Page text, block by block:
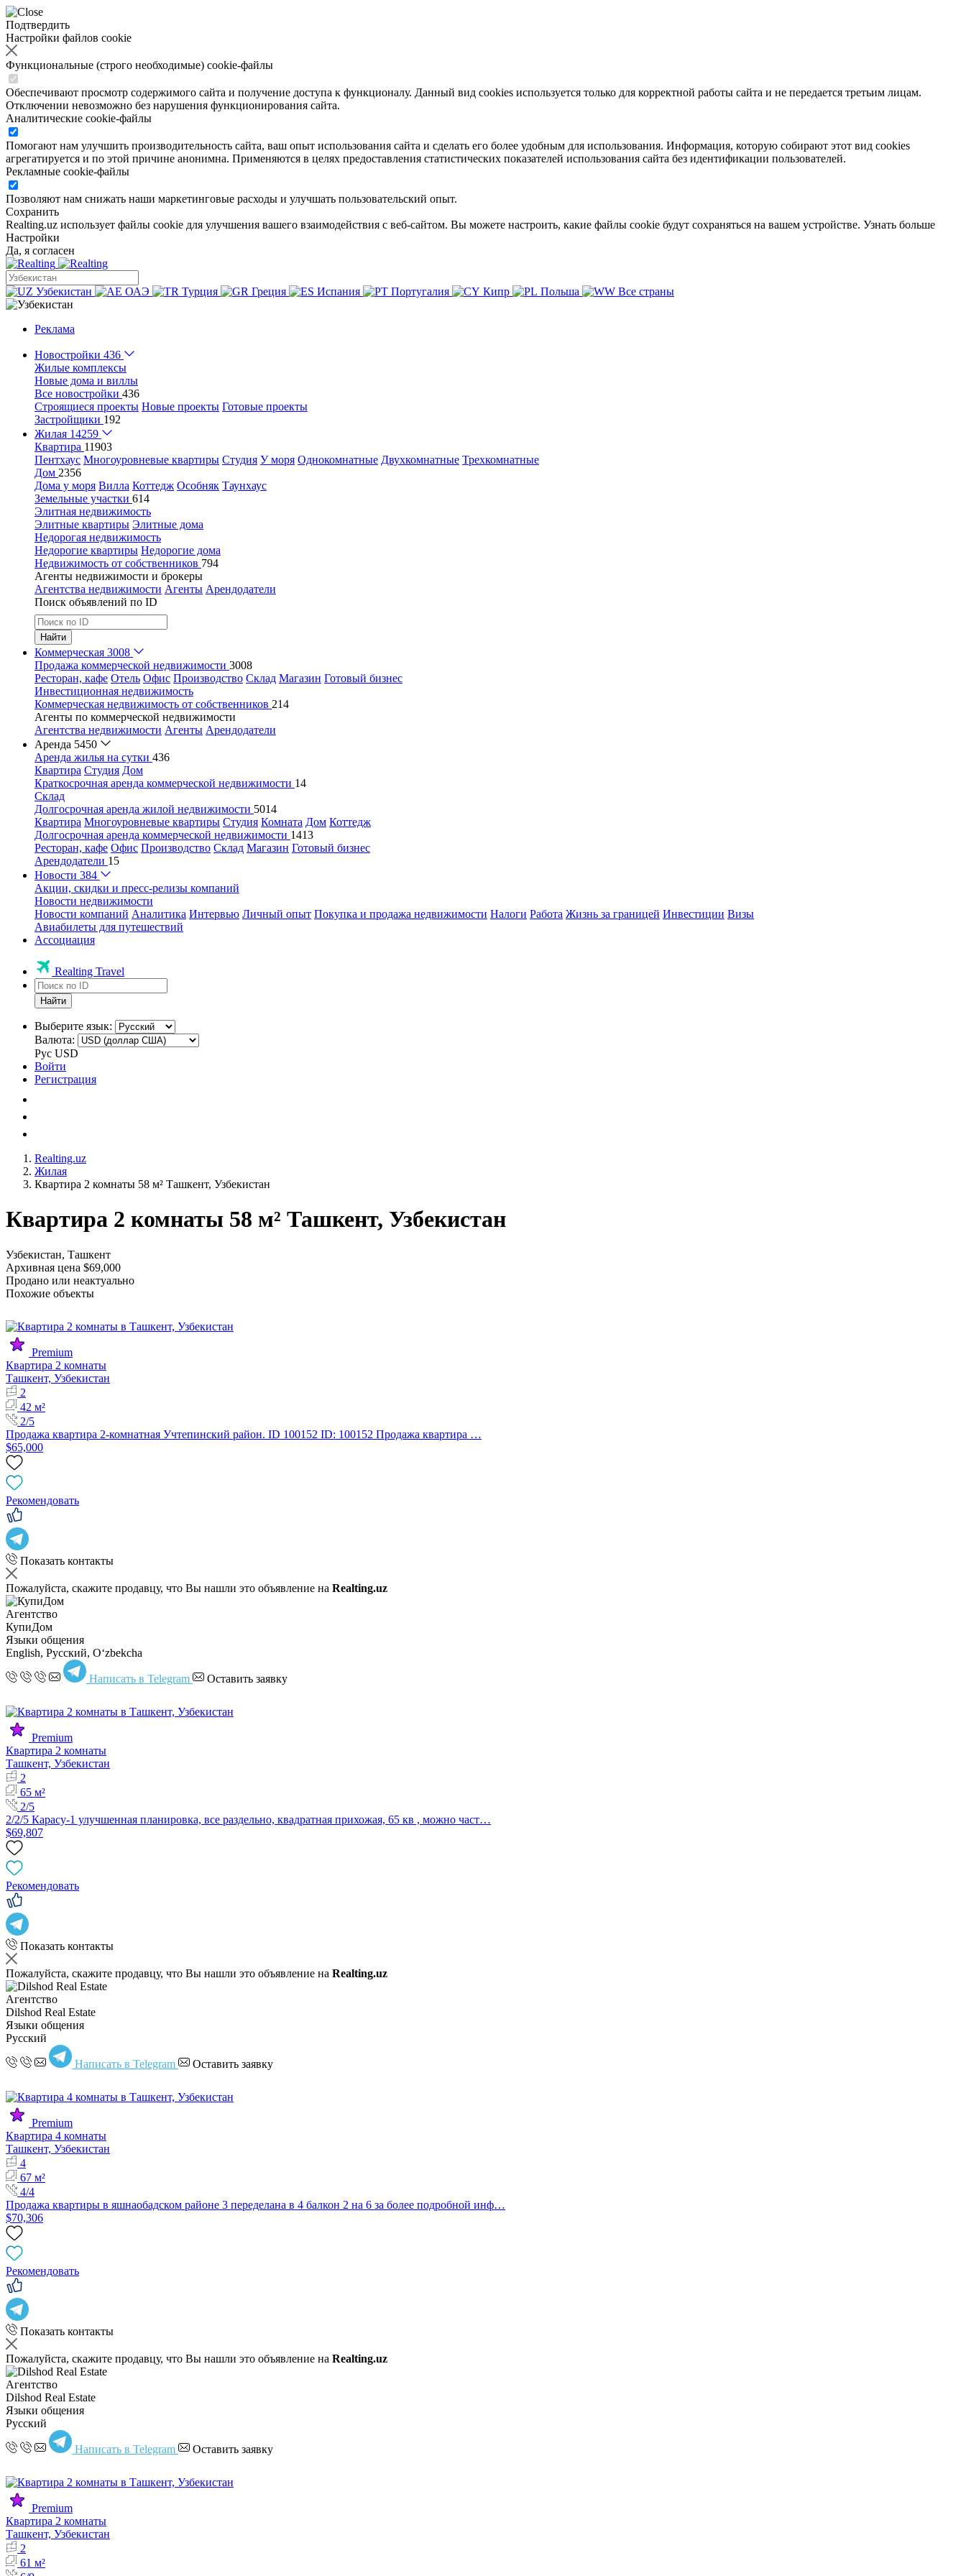
Подтвердить
Настройки файлов cookie
Функциональные (строго необходимые) cookie-файлы
Обеспечивают просмотр содержимого сайта и получение доступа к функционалу. Данный вид cookies используется только для корректной работы сайта и не передается третьим лицам.
Отключении невозможно без нарушения функционирования сайта.
Аналитические cookie-файлы
Помогают нам улучшить производительность сайта, ваш опыт использования сайта и сделать его более удобным для использования. Информация, которую собирают этот вид cookies
агрегатируется и по этой причине анонимна. Применяются в целях предоставления статистических показателей использования сайта без идентификации пользователей.
Рекламные cookie-файлы
Позволяют нам снижать наши маркетинговые расходы и улучшать пользовательский опыт.
Сохранить
Realting.uz использует файлы cookie для улучшения вашего взаимодействия с веб-сайтом. Вы можете настроить, какие файлы cookie будут сохраняться на вашем устройстве. Узнать больше
Настройки
Да, я согласен
Узбекистан ОАЭ Турция Греция Испания Португалия Кипр Польша Все страны
Реклама
Новостройки 436
Жилые комплексы
Новые дома и виллы
Все новостройки 436
Строящиеся проекты Новые проекты Готовые проекты
Застройщики 192
Жилая 14259
Квартира 11903
Пентхаус Многоуровневые квартиры Студия У моря Однокомнатные Двухкомнатные Трехкомнатные
Дом 2356
Дома у моря Вилла Коттедж Особняк Таунхаус
Земельные участки 614
Элитная недвижимость
Элитные квартиры Элитные дома
Недорогая недвижимость
Недорогие квартиры Недорогие дома
Недвижимость от собственников 794
Агенты недвижимости и брокеры
Агентства недвижимости Агенты Арендодатели
Поиск объявлений по ID
Найти
Коммерческая 3008
Продажа коммерческой недвижимости 3008
Ресторан, кафе Отель Офис Производство Склад Магазин Готовый бизнес
Инвестиционная недвижимость
Коммерческая недвижимость от собственников 214
Агенты по коммерческой недвижимости
Агентства недвижимости Агенты Арендодатели
Аренда 5450
Аренда жилья на сутки 436
Квартира Студия Дом
Краткосрочная аренда коммерческой недвижимости 14
Склад
Долгосрочная аренда жилой недвижимости 5014
Квартира Многоуровневые квартиры Студия Комната Дом Коттедж
Долгосрочная аренда коммерческой недвижимости 1413
Ресторан, кафе Офис Производство Склад Магазин Готовый бизнес
Арендодатели 15
Новости 384
Акции, скидки и пресс-релизы компаний
Новости недвижимости
Новости компаний Аналитика Интервью Личный опыт Покупка и продажа недвижимости Налоги Работа Жизнь за границей Инвестиции Визы
Авиабилеты для путешествий
Ассоциация
Realting Travel
Найти
Выберите язык:
Валюта:
Рус USD
Войти
Регистрация
Realting.uz
Жилая
Квартира 2 комнаты 58 м² Ташкент, Узбекистан
Квартира 2 комнаты 58 м² Ташкент, Узбекистан
Узбекистан, Ташкент
Архивная цена $69,000
Продано или неактуально
Похожие объекты
Premium
Квартира 2 комнаты
Ташкент, Узбекистан
2
42 м²
2/5
Продажа квартира 2-комнатная Учтепинский район. ID 100152 ID: 100152 Продажа квартира …
$65,000
Рекомендовать
Показать контакты
Пожалуйста, скажите продавцу, что Вы нашли это объявление на Realting.uz
Агентство
КупиДом
Языки общения
English, Русский, Oʻzbekcha
Написать в Telegram Оставить заявку
Premium
Квартира 2 комнаты
Ташкент, Узбекистан
2
65 м²
2/5
2/2/5 Карасу-1 улучшенная планировка, все раздельно, квадратная прихожая, 65 кв , можно част…
$69,807
Рекомендовать
Показать контакты
Пожалуйста, скажите продавцу, что Вы нашли это объявление на Realting.uz
Агентство
Dilshod Real Estate
Языки общения
Русский
Написать в Telegram Оставить заявку
Premium
Квартира 4 комнаты
Ташкент, Узбекистан
4
67 м²
4/4
Продажа квартиры в яшнаобадском районе 3 переделана в 4 балкон 2 на 6 за более подробной инф…
$70,306
Рекомендовать
Показать контакты
Пожалуйста, скажите продавцу, что Вы нашли это объявление на Realting.uz
Агентство
Dilshod Real Estate
Языки общения
Русский
Написать в Telegram Оставить заявку
Premium
Квартира 2 комнаты
Ташкент, Узбекистан
2
61 м²